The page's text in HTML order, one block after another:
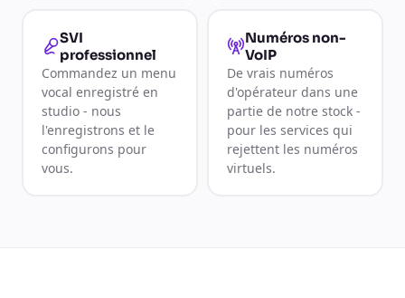
SVI
professionnel
Commandez un menu
vocal enregistré en
studio - nous
l'enregistrons et le
configurons pour
vous.
Numéros non-
VoIP
De vrais numéros
d'opérateur dans une
partie de notre stock -
pour les services qui
rejettent les numéros
virtuels.